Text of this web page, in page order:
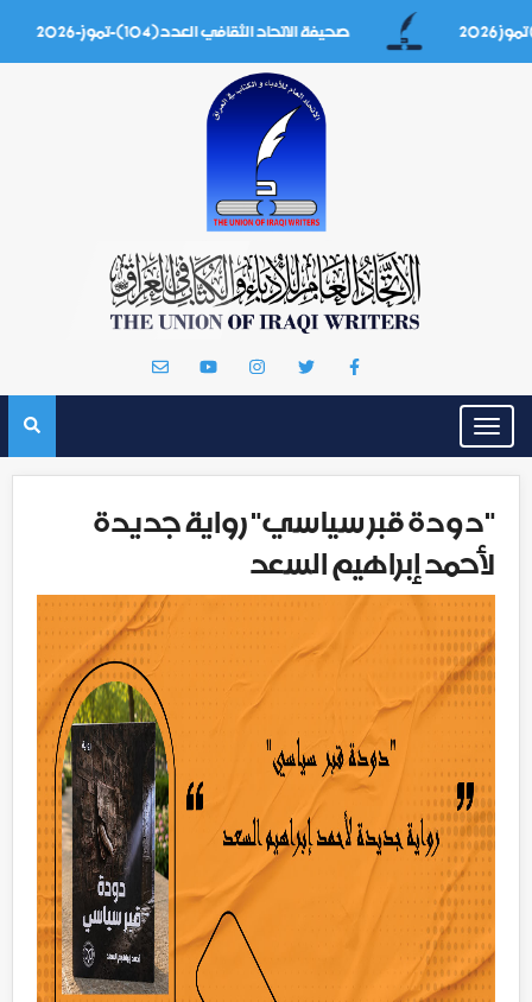
صحيفة الاتحاد الثقافي العدد(104)-تموز-2026
Toggle
navigation
"دودة قبر سياسي" رواية جديدة
لأحمد إبراهيم السعد